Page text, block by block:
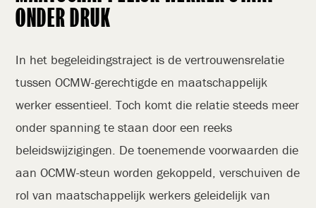
ONDER DRUK
In het begeleidingstraject is de vertrouwensrelatie
tussen OCMW-gerechtigde en maatschappelijk
werker essentieel. Toch komt die relatie steeds meer
onder spanning te staan door een reeks
beleidswijzigingen. De toenemende voorwaarden die
aan OCMW-steun worden gekoppeld, verschuiven de
rol van maatschappelijk werkers geleidelijk van